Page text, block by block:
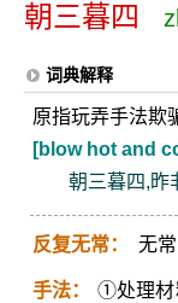
朝三暮四
词典解释
原指玩弄手法欺
[blow hot and
朝三暮四,
反复无常： 无
手法：
①处理材